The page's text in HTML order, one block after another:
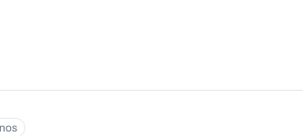
y odio a los cristianos. -